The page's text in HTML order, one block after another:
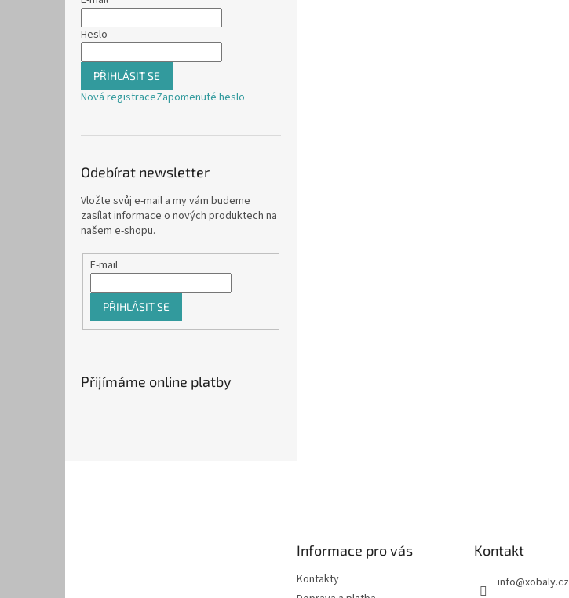
Heslo
PŘIHLÁSIT SE
Nová registraceZapomenuté heslo
Odebírat newsletter
Vložte svůj e-mail a my vám budeme
zasílat informace o nových produktech na
našem e-shopu.
E-mail
PŘIHLÁSIT SE
Přijímáme online platby
Informace pro vás
Kontakty
Kontakt
info@xobaly.cz